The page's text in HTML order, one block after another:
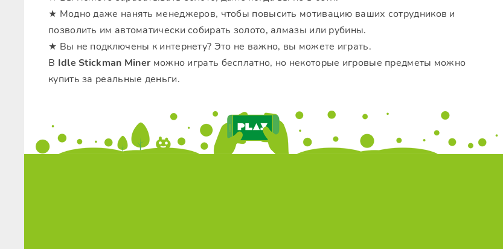
★ Модно даже нанять менеджеров, чтобы повысить мотивацию ваших сотрудников и
позволить им автоматически собирать золото, алмазы или рубины.
★ Вы не подключены к интернету? Это не важно, вы можете играть.
В Idle Stickman Miner можно играть бесплатно, но некоторые игровые предметы можно
купить за реальные деньги.